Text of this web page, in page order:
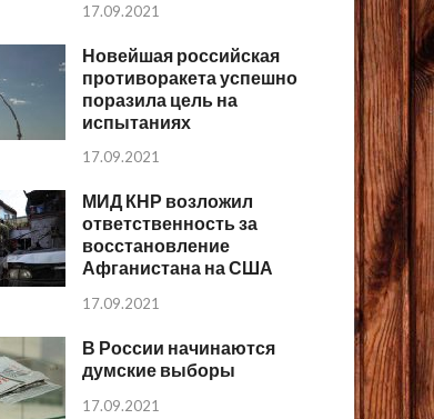
17.09.2021
Новейшая российская
противоракета успешно
поразила цель на
испытаниях
17.09.2021
МИД КНР возложил
ответственность за
восстановление
Афганистана на США
17.09.2021
В России начинаются
думские выборы
17.09.2021